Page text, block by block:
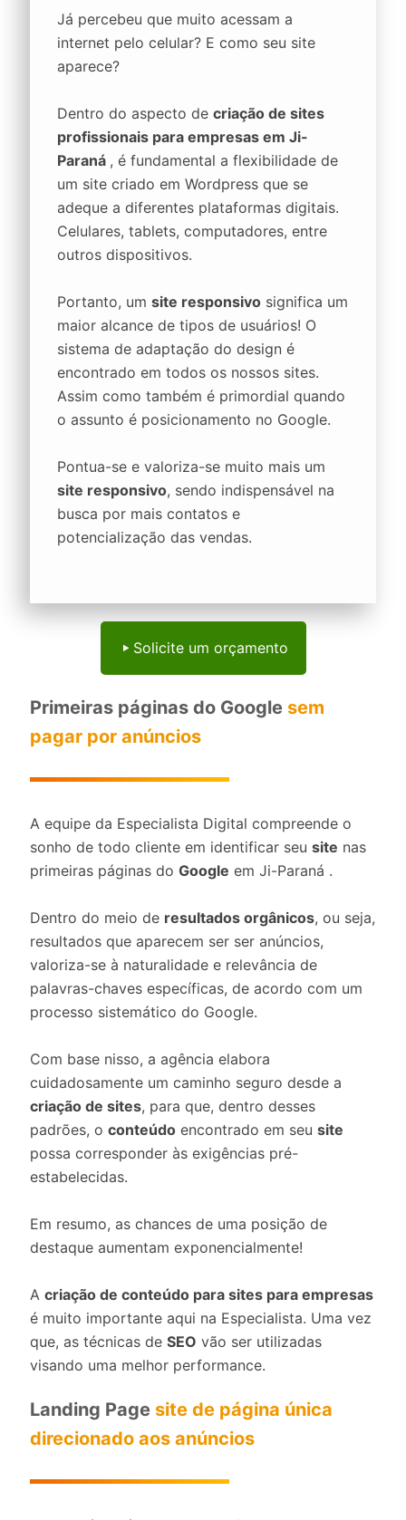
Já percebeu que muito acessam a
internet pelo celular? E como seu site
aparece?
Dentro do aspecto de criação de sites
profissionais para empresas em Ji-
Paraná , é fundamental a flexibilidade de
um site criado em Wordpress que se
adeque a diferentes plataformas digitais.
Celulares, tablets, computadores, entre
outros dispositivos.
Portanto, um site responsivo significa um
maior alcance de tipos de usuários! O
sistema de adaptação do design é
encontrado em todos os nossos sites.
Assim como também é primordial quando
o assunto é posicionamento no Google.
Pontua-se e valoriza-se muito mais um
site responsivo, sendo indispensável na
busca por mais contatos e
potencialização das vendas.
Solicite um orçamento
Primeiras páginas do Google sem
pagar por anúncios
A equipe da Especialista Digital compreende o
sonho de todo cliente em identificar seu site nas
primeiras páginas do Google em Ji-Paraná .
Dentro do meio de resultados orgânicos, ou seja,
resultados que aparecem ser ser anúncios,
valoriza-se à naturalidade e relevância de
palavras-chaves específicas, de acordo com um
processo sistemático do Google.
Com base nisso, a agência elabora
cuidadosamente um caminho seguro desde a
criação de sites, para que, dentro desses
padrões, o conteúdo encontrado em seu site
possa corresponder às exigências pré-
estabelecidas.
Em resumo, as chances de uma posição de
destaque aumentam exponencialmente!
A criação de conteúdo para sites para empresas
é muito importante aqui na Especialista. Uma vez
que, as técnicas de SEO vão ser utilizadas
visando uma melhor performance.
Landing Page site de página única
direcionado aos anúncios